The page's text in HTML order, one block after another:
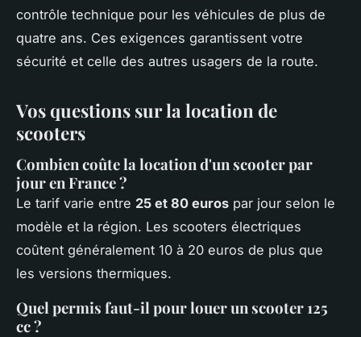
contrôle technique pour les véhicules de plus de
quatre ans. Ces exigences garantissent votre
sécurité et celle des autres usagers de la route.
Vos questions sur la location de
scooters
Combien coûte la location d'un scooter par
jour en France ?
Le tarif varie entre 25 et 80 euros par jour selon le
modèle et la région. Les scooters électriques
coûtent généralement 10 à 20 euros de plus que
les versions thermiques.
Quel permis faut-il pour louer un scooter 125
cc ?